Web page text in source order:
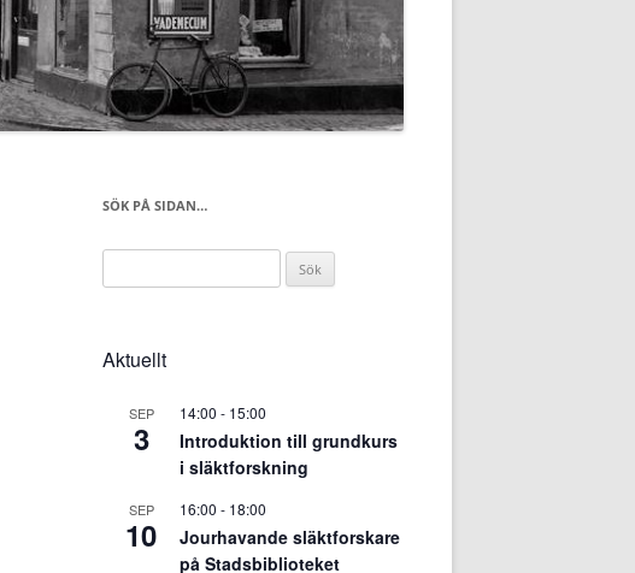
SÖK PÅ SIDAN…
efter:
Aktuellt
SEP
3
14:00 - 15:00
Introduktion till grundkurs
i släktforskning
SEP
10
16:00 - 18:00
Jourhavande släktforskare
på Stadsbiblioteket